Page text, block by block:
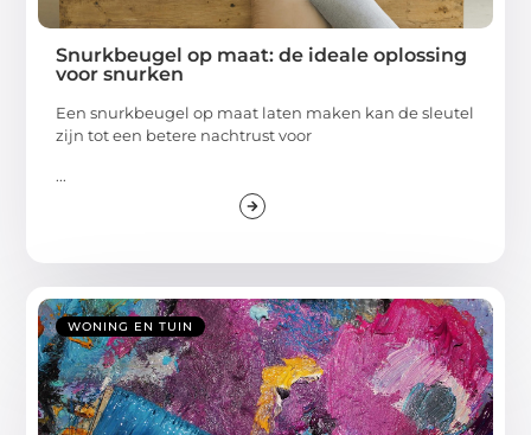
Snurkbeugel op maat: de ideale oplossing
voor snurken
Een snurkbeugel op maat laten maken kan de sleutel
zijn tot een betere nachtrust voor
...
WONING EN TUIN